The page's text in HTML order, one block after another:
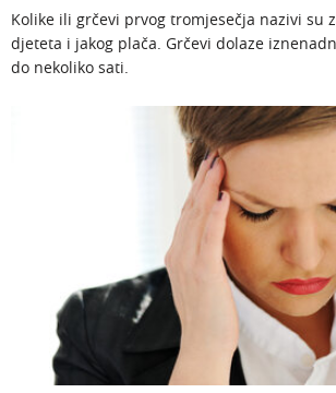
Kolike ili grčevi prvog tromjesečja nazivi su
djeteta i jakog plača. Grčevi dolaze
do nekoliko sati.